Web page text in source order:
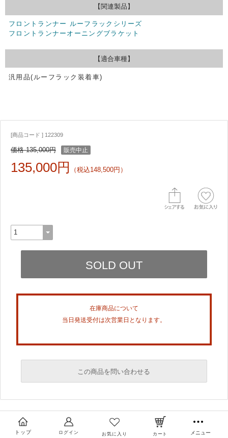
【関連製品】
フロントランナー ルーフラックシリーズ
フロントランナーオーニングブラケット
【適合車種】
汎用品(ルーフラック装着車)
[商品コード ] 122309
価格 135,000円 販売中止
135,000円 （税込148,500円）
在庫商品について
当日発送受付は次営業日となります。
この商品を問い合わせる
トップ ログイン お気に入り カート メニュー